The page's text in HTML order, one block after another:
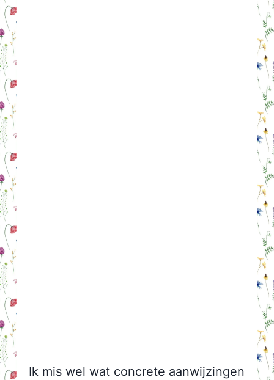
Ik mis wel wat concrete aanwijzingen